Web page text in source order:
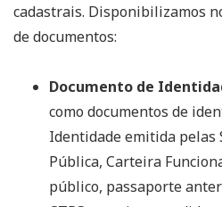
cadastrais. Disponibilizamos
de documentos:
Documento de
como documentos de
Identidade emitida pelas
Pública, Carteira
público, passaporte